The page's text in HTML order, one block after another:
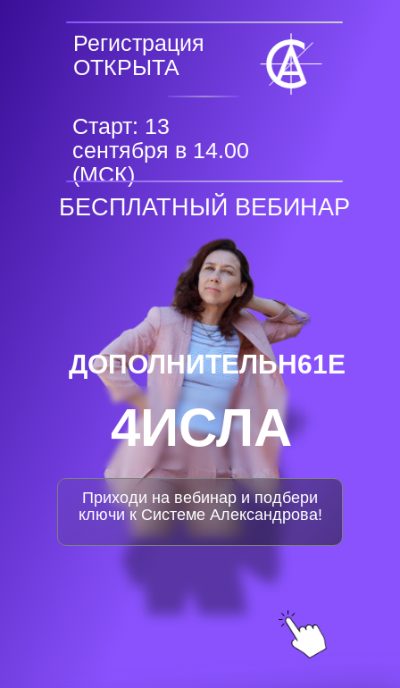
Регистрация
ОТКРЫТА
Старт: 13
сентября в 14.00
(МСК)
4ИСЛА
ДОПОЛНИТЕЛЬН61Е
БЕСПЛАТНЫЙ ВЕБИНАР
Приходи на вебинар и подбери
ключи к Системе Александрова!